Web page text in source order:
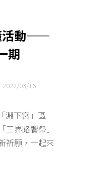
活動——
期
2022/03/16
淵下宮」區
界路饗祭」
祈願，一起來